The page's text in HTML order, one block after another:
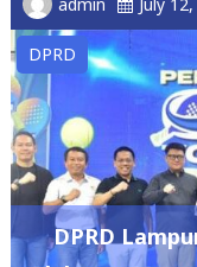
DPRD
Olahraga
Cup